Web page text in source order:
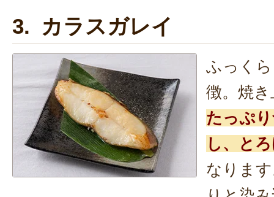
3. カラスガレイ
ふっく
徴。焼
たっぷ
し、と
なりま